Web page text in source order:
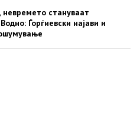
невремето стануваат
Ѓорѓиевски најави и